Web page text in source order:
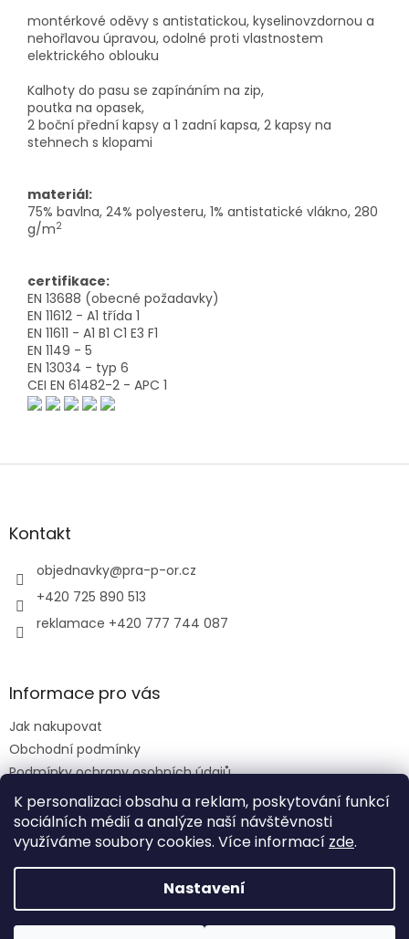
K personalizaci obsahu a reklam, poskytování funkcí
sociálních médií a analýze naší návštěvnosti
využíváme soubory cookies. Více informací zde.
Nastavení
montérkové oděvy s antistatickou, kyselinovzdornou a
nehořlavou úpravou, odolné proti vlastnostem
elektrického oblouku
Kalhoty do pasu se zapínáním na zip,
poutka na opasek,
2 boční přední kapsy a 1 zadní kapsa, 2 kapsy na
stehnech s klopami
materiál:
75% bavlna, 24% polyesteru, 1% antistatické vlákno, 280
g/m2
certifikace:
EN 13688 (obecné požadavky)
EN 11612 - A1 třída 1
EN 11611 - A1 B1 C1 E3 F1
EN 1149 - 5
EN 13034 - typ 6
CEI EN 61482-2 - APC 1
Z
aKontakt
objednavky@pra-p-or.cz
+420 725 890 513
reklamace +420 777 744 087
Informace pro vás
Jak nakupovat
Obchodní podmínky
Podmínky ochrany osobních údajů
Reklamační řád
Copyright 2026PRA-P-OR eshop. Všechna práva